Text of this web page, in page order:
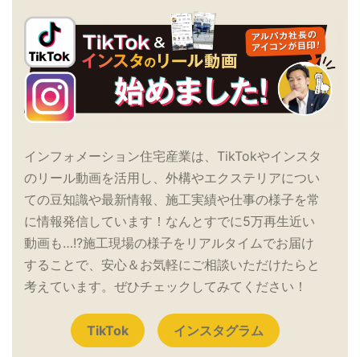
インフォメーション住宅産業は、TikTokやインスタ
のリール動画を活用し、外構やエクステリアについ
ての豆知識や最新情報、施工実績や仕事の様子を常
に情報発信しています！なんとすでに5万再生近い
動画も…!?施工現場の様子をリアルタイムでお届け
することで、安心＆お気軽にご相談いただけたらと
考えています。ぜひチェックしてみてください！
TikTok インスタグラム